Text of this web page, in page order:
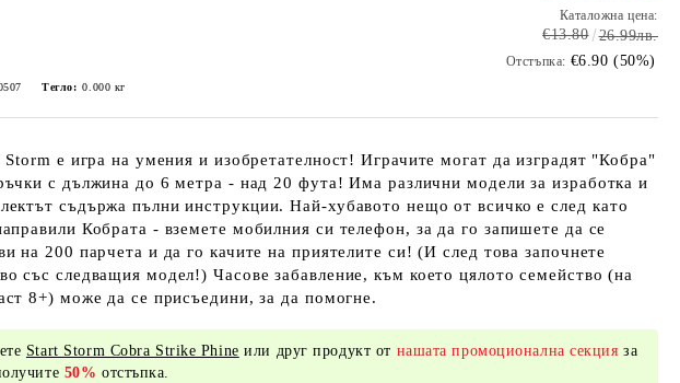
Каталожна цена:
€13.80 26.99лв.
Отстъпка: €6.90 (50%)
Тегло: 0.000 кг
Storm е игра на умения и изобретателност! Играчите могат да изградят "Кобра"
с дължина до 6 метра - над 20 фута! Има различни модели за изработка и
съдържа пълни инструкции. Най-хубавото нещо от всичко е след като
Кобрата - вземете мобилния си телефон, за да го запишете да се
на 200 парчета и да го качите на приятелите си! (И след това започнете
със следващия модел!) Часове забавление, към което цялото семейство (на
8+) може да се присъедини, за да помогне.
Start Storm Cobra Strike Phine или друг продукт от нашата промоционална секция за
50% отстъпка.